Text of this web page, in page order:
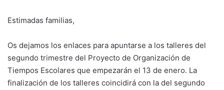
Estimadas familias,
Os dejamos los enlaces para apuntarse a los talleres del
segundo trimestre del Proyecto de Organización de
Tiempos Escolares que empezarán el 13 de enero. La
finalización de los talleres coincidirá con la del segundo